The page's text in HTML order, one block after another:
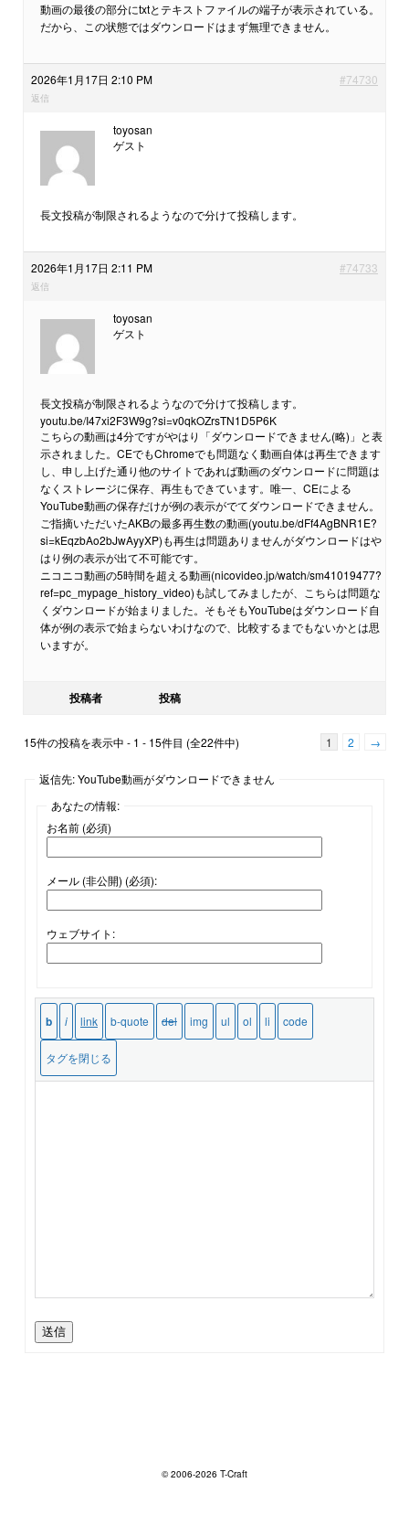
動画の最後の部分にtxtとテキストファイルの端子が表示されている。
だから、この状態ではダウンロードはまず無理できません。
2026年1月17日 2:10 PM #74730
返信
toyosan
ゲスト
長文投稿が制限されるようなので分けて投稿します。
2026年1月17日 2:11 PM #74733
返信
toyosan
ゲスト
長文投稿が制限されるようなので分けて投稿します。
youtu.be/I47xi2F3W9g?si=v0qkOZrsTN1D5P6K
こちらの動画は4分ですがやはり「ダウンロードできません(略)」と表
示されました。CEでもChromeでも問題なく動画自体は再生できます
し、申し上げた通り他のサイトであれば動画のダウンロードに問題は
なくストレージに保存、再生もできています。唯一、CEによる
YouTube動画の保存だけが例の表示がでてダウンロードできません。
ご指摘いただいたAKBの最多再生数の動画(youtu.be/dFf4AgBNR1E?
si=kEqzbAo2bJwAyyXP)も再生は問題ありませんがダウンロードはや
はり例の表示が出て不可能です。
ニコニコ動画の5時間を超える動画(nicovideo.jp/watch/sm41019477?
ref=pc_mypage_history_video)も試してみましたが、こちらは問題な
くダウンロードが始まりました。そもそもYouTubeはダウンロード自
体が例の表示で始まらないわけなので、比較するまでもないかとは思
いますが。
投稿者 投稿
15件の投稿を表示中 - 1 - 15件目 (全22件中) 1 2 →
返信先: YouTube動画がダウンロードできません
あなたの情報:
お名前 (必須)
メール (非公開) (必須):
ウェブサイト:
送信
© 2006-2026 T-Craft